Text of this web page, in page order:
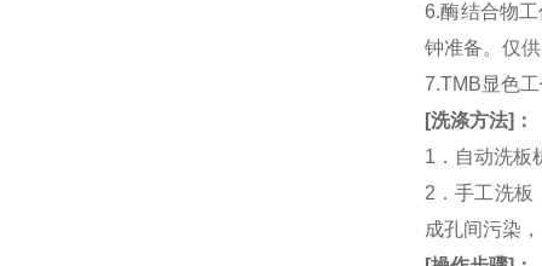
6.酶结合物
钟准备。仅
7.TMB显色
[洗涤方法] ：
1．自动洗板
2．手工洗板
成孔间污染